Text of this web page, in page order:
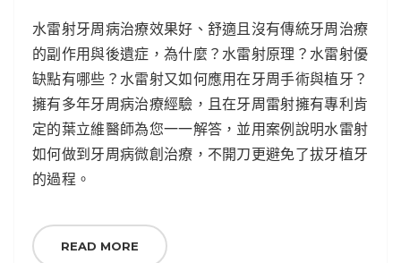
水雷射牙周病治療效果好、舒適且沒有傳統牙周治療
的副作用與後遺症，為什麼？水雷射原理？水雷射優
缺點有哪些？水雷射又如何應用在牙周手術與植牙？
擁有多年牙周病治療經驗，且在牙周雷射擁有專利肯
定的葉立維醫師為您一一解答，並用案例說明水雷射
如何做到牙周病微創治療，不開刀更避免了拔牙植牙
的過程。
READ MORE